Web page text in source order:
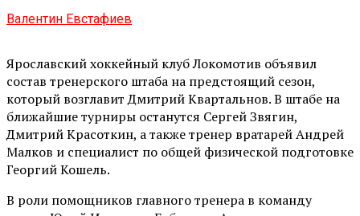
Валентин Евстафиев
Ярославский хоккейный клуб Локомотив объявил
состав тренерского штаба на предстоящий сезон,
который возглавит Дмитрий Квартальнов. В штабе на
ближайшие турниры останутся Сергей Звягин,
Дмитрий Красоткин, а также тренер вратарей Андрей
Малков и специалист по общей физической подготовке
Георгий Кошель.
В роли помощников главного тренера в команду